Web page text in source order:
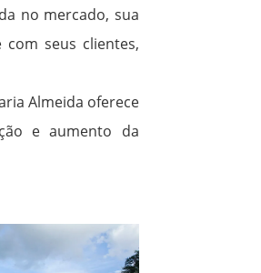
no mercado, sua
seus clientes,
Almeida oferece
e aumento da